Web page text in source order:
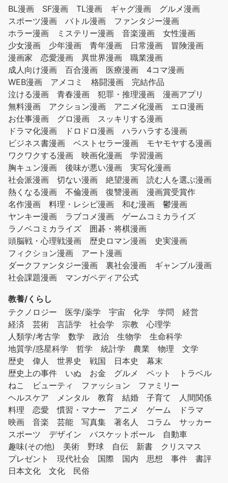
BL漫画
SF漫画 TL漫画 ギャグ漫画
グルメ漫画
スポーツ漫画
バトル漫画
ファンタジー漫画
ホラー漫画
ミステリー漫画 音楽漫画
女性漫画
少女漫画
少年漫画 青年漫画 日常漫画
冒険漫画
漫画家
恋愛漫画 異世界漫画
職業漫画
成人向け漫画
百合漫画 医療漫画
4コマ漫画
WEB漫画
アメコミ 格闘漫画
完結作品
泣ける漫画
青春漫画 犯罪・推理漫画
漫画アプリ
無料漫画
アクション漫画 アニメ化漫画
エロ漫画
お仕事漫画
グロ漫画
スッキリする漫画
ドラマ化漫画
ドロドロ漫画
ハラハラする漫画
ビジネス書漫画
ベストセラー漫画
モヤモヤする漫画
ワクワクする漫画
映画化漫画
学習漫画
胸キュン漫画
後味が悪い漫画
実写化漫画
社会派漫画
切ない漫画 絶望漫画
読む人を選ぶ漫画
熱くなる漫画
不倫漫画 復讐漫画
漫画賞受賞作
名作漫画
料理・レシピ漫画 和む漫画
鬱漫画
ヤンキー漫画
ラブコメ漫画
ゲームコミカライズ
ラノベコミカライズ
囲碁・将棋漫画
頭脳戦・心理戦漫画
歴史ロマン漫画
史実漫画
フィクション漫画
アート漫画
ダークファンタジー漫画
裏社会漫画
ギャンブル漫画
社会課題漫画
マンガペディア公式
教養/くらし
テクノロジー
医学/薬学 宇宙 化学 学問
経営
経済
芸術 言語学 社会学 宗教
心理学
人類学/考古学
数学 政治 生物学
生命科学
地質学/惑星科学
哲学 統計学 農業 物理
文学
歴史
偉人 世界史 戦国 日本史
幕末
歴史上の事件
いぬ お金 グルメ ペット
トラベル
ねこ
ビューティ ファッション
ファミリー
ヘルスケア
メンタル 教育 結婚 子育て
人間関係
料理
恋愛 慣習・マナー アニメ ゲーム
ドラマ
映画
音楽 芸能 写真集 著名人 コラム
サッカー
スポーツ
デザイン バスケットボール
自動車
趣味(その他)
美術 野球 自伝 新書
クリスマス
プレゼント
現代社会 国際 国内 思想 事件
書評
日本文化
文化 民俗